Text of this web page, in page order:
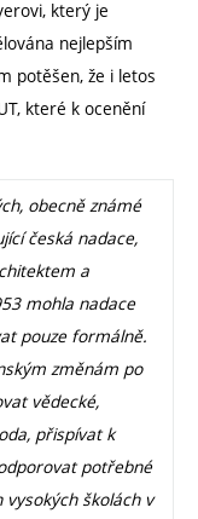
který je
nejlepším
potěšen, že i letos
které k ocenění
obecně známé
česká nadace,
a
mohla nadace
pouze formálně.
změnám po
vědecké,
přispívat k
potřebné
školách v